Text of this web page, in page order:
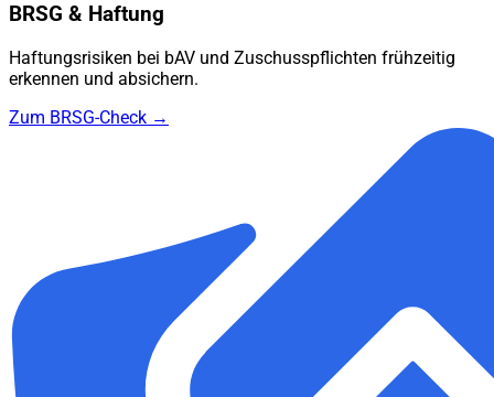
BRSG & Haftung
Haftungsrisiken bei bAV und Zuschusspflichten frühzeitig
erkennen und absichern.
Zum BRSG-Check →